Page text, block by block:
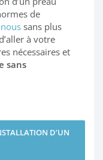
de
sans plus
à votre
nécessaires et
sans
D’UN